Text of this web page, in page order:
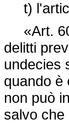
t)
«Art.
delitti
undecies
quando è
non può
salvo che